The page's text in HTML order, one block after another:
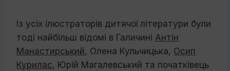
Із усіх ілюстраторів дитячої літератури були
тоді найбільш відомі в Галичині Ан­тін
Манастирський, Олена Кульчицька, Осип
Курилас, Юрій Магалевський та по­чатківець